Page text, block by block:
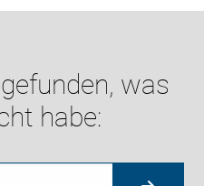
was
habe: